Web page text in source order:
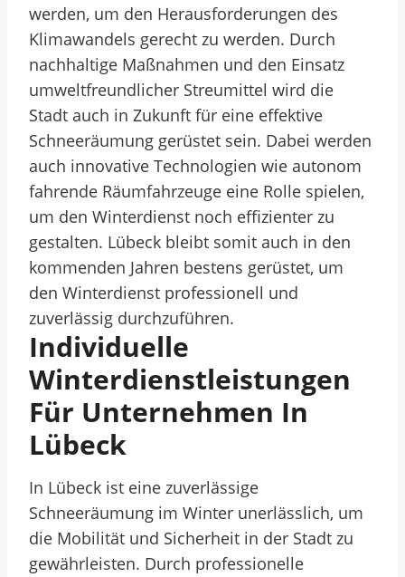
werden, um den Herausforderungen des
Klimawandels gerecht zu werden. Durch
nachhaltige Maßnahmen und den Einsatz
umweltfreundlicher Streumittel wird die
Stadt auch in Zukunft für eine effektive
Schneeräumung gerüstet sein. Dabei werden
auch innovative Technologien wie autonom
fahrende Räumfahrzeuge eine Rolle spielen,
um den Winterdienst noch effizienter zu
gestalten. Lübeck bleibt somit auch in den
kommenden Jahren bestens gerüstet, um
den Winterdienst professionell und
zuverlässig durchzuführen.
Individuelle
Winterdienstleistungen
Für Unternehmen In
Lübeck
In Lübeck ist eine zuverlässige
Schneeräumung im Winter unerlässlich, um
die Mobilität und Sicherheit in der Stadt zu
gewährleisten. Durch professionelle